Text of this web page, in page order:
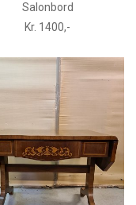
Salonbord
Kr. 1400,-